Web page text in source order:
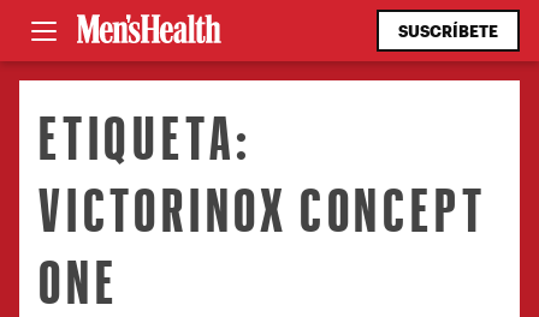
SUSCRÍBETE
ETIQUETA:
VICTORINOX CONCEPT
ONE